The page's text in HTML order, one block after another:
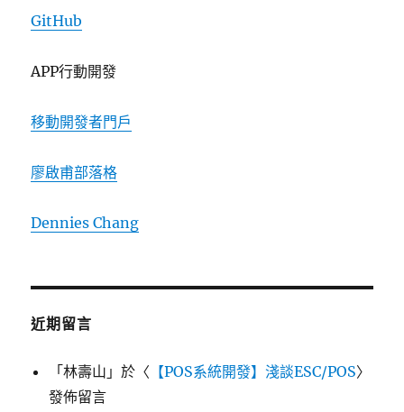
GitHub
APP行動開發
移動開發者門戶
廖啟甫部落格
Dennies Chang
近期留言
「林壽山 」於〈 【POS系統開發】淺談ESC/POS〉
發佈留言